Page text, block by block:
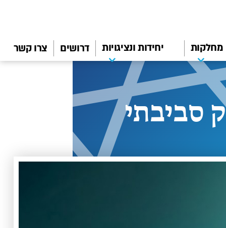
מחלקות יחידות ונציגויות דרושים צרו קשר
סביבתי